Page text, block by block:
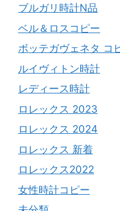
ブルガリ時計N品
ベル＆ロスコピー
ボッテガヴェネタ コ
ルイヴィトン時計
レディース時計
ロレックス 2023
ロレックス 2024
ロレックス 新着
ロレックス2022
女性時計コピー